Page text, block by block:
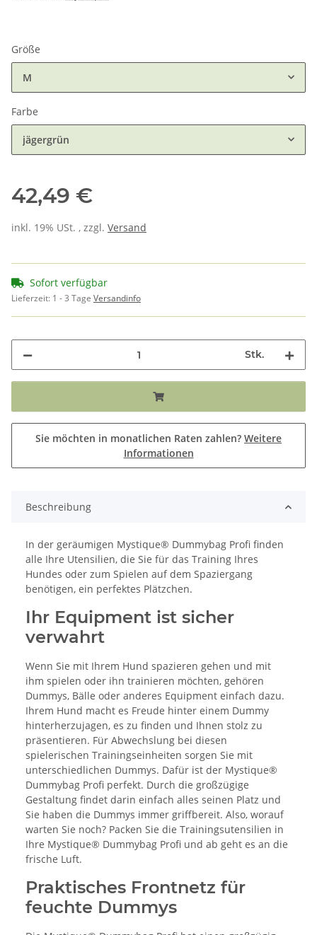
Größe
M
Farbe
jägergrün
42,49 €
inkl. 19% USt. , zzgl. Versand
Sofort verfügbar
Lieferzeit: 1 - 3 Tage Versandinfo
Stk.
Sie möchten in monatlichen Raten zahlen? Weitere
Informationen
Beschreibung
In der geräumigen Mystique® Dummybag Profi finden
alle Ihre Utensilien, die Sie für das Training Ihres
Hundes oder zum Spielen auf dem Spaziergang
benötigen, ein perfektes Plätzchen.
Ihr Equipment ist sicher
verwahrt
Wenn Sie mit Ihrem Hund spazieren gehen und mit
ihm spielen oder ihn trainieren möchten, gehören
Dummys, Bälle oder anderes Equipment einfach dazu.
Ihrem Hund macht es Freude hinter einem Dummy
hinterherzujagen, es zu finden und Ihnen stolz zu
präsentieren. Für Abwechslung bei diesen
spielerischen Trainingseinheiten sorgen Sie mit
unterschiedlichen Dummys. Dafür ist der Mystique®
Dummybag Profi perfekt. Durch die großzügige
Gestaltung findet darin einfach alles seinen Platz und
Sie haben die Dummys immer griffbereit. Also, worauf
warten Sie noch? Packen Sie die Trainingsutensilien in
Ihre Mystique® Dummybag Profi und ab geht es an die
frische Luft.
Praktisches Frontnetz für
feuchte Dummys